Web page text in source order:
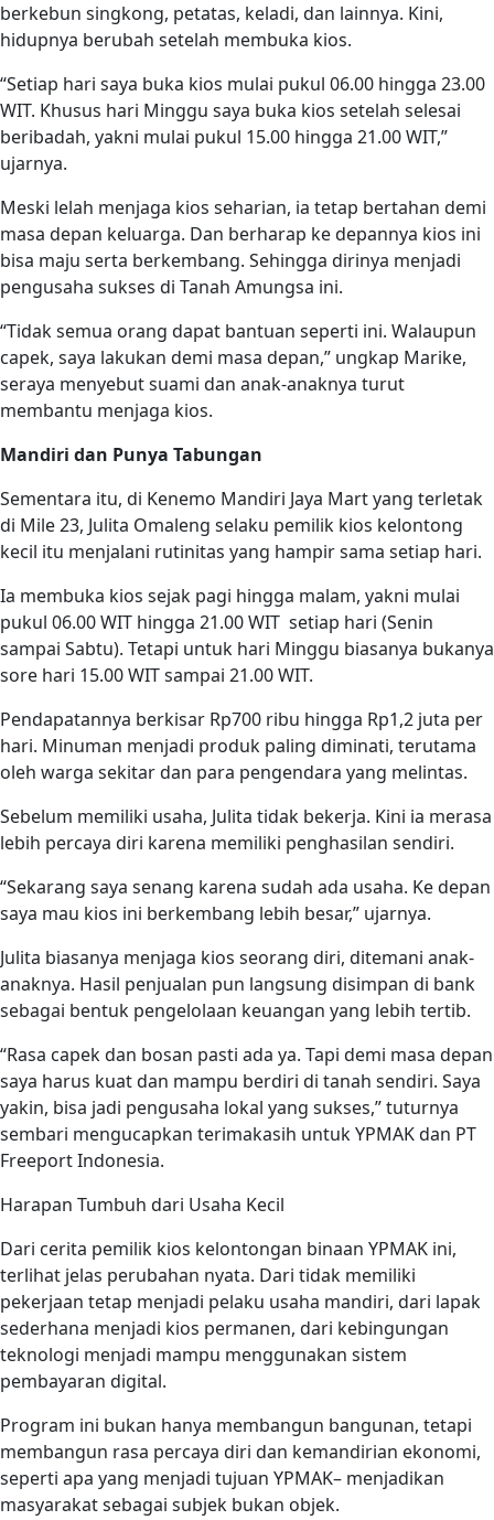
berkebun singkong, petatas, keladi, dan lainnya. Kini,
hidupnya berubah setelah membuka kios.
“Setiap hari saya buka kios mulai pukul 06.00 hingga 23.00
WIT. Khusus hari Minggu saya buka kios setelah selesai
beribadah, yakni mulai pukul 15.00 hingga 21.00 WIT,”
ujarnya.
Meski lelah menjaga kios seharian, ia tetap bertahan demi
masa depan keluarga. Dan berharap ke depannya kios ini
bisa maju serta berkembang. Sehingga dirinya menjadi
pengusaha sukses di Tanah Amungsa ini.
“Tidak semua orang dapat bantuan seperti ini. Walaupun
capek, saya lakukan demi masa depan,” ungkap Marike,
seraya menyebut suami dan anak-anaknya turut
membantu menjaga kios.
Mandiri dan Punya Tabungan
Sementara itu, di Kenemo Mandiri Jaya Mart yang terletak
di Mile 23, Julita Omaleng selaku pemilik kios kelontong
kecil itu menjalani rutinitas yang hampir sama setiap hari.
Ia membuka kios sejak pagi hingga malam, yakni mulai
pukul 06.00 WIT hingga 21.00 WIT setiap hari (Senin
sampai Sabtu). Tetapi untuk hari Minggu biasanya bukanya
sore hari 15.00 WIT sampai 21.00 WIT.
Pendapatannya berkisar Rp700 ribu hingga Rp1,2 juta per
hari. Minuman menjadi produk paling diminati, terutama
oleh warga sekitar dan para pengendara yang melintas.
Sebelum memiliki usaha, Julita tidak bekerja. Kini ia merasa
lebih percaya diri karena memiliki penghasilan sendiri.
“Sekarang saya senang karena sudah ada usaha. Ke depan
saya mau kios ini berkembang lebih besar,” ujarnya.
Julita biasanya menjaga kios seorang diri, ditemani anak-
anaknya. Hasil penjualan pun langsung disimpan di bank
sebagai bentuk pengelolaan keuangan yang lebih tertib.
“Rasa capek dan bosan pasti ada ya. Tapi demi masa depan
saya harus kuat dan mampu berdiri di tanah sendiri. Saya
yakin, bisa jadi pengusaha lokal yang sukses,” tuturnya
sembari mengucapkan terimakasih untuk YPMAK dan PT
Freeport Indonesia.
Harapan Tumbuh dari Usaha Kecil
Dari cerita pemilik kios kelontongan binaan YPMAK ini,
terlihat jelas perubahan nyata. Dari tidak memiliki
pekerjaan tetap menjadi pelaku usaha mandiri, dari lapak
sederhana menjadi kios permanen, dari kebingungan
teknologi menjadi mampu menggunakan sistem
pembayaran digital.
Program ini bukan hanya membangun bangunan, tetapi
membangun rasa percaya diri dan kemandirian ekonomi,
seperti apa yang menjadi tujuan YPMAK– menjadikan
masyarakat sebagai subjek bukan objek.